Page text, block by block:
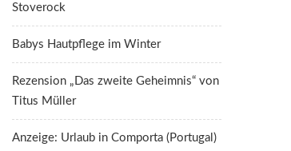
Stoverock
Babys Hautpflege im Winter
Rezension „Das zweite Geheimnis“ von
Titus Müller
Anzeige: Urlaub in Comporta (Portugal)